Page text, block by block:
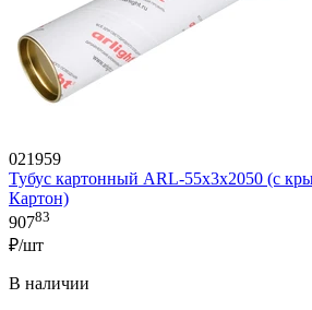
021959
Тубус картонный ARL-55х3х2050 (с
Картон)
90783
₽/шт
В наличии